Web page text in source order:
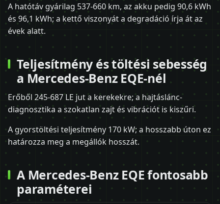
A hatótáv gyárilag 537-660 km, az akku pedig 90,6 kWh
és 96,1 kWh; a kettő viszonyát a degradáció írja át az
évek alatt.
Teljesítmény és töltési sebesség
a Mercedes-Benz EQE-nél
Erőből 245-687 LE jut a kerekekre; a hajtáslánc-
diagnosztika a szokatlan zajt és vibrációt is kiszűri.
A gyorstöltési teljesítmény 170 kW; a hosszabb úton ez
határozza meg a megállók hosszát.
A Mercedes-Benz EQE fontosabb
paraméterei